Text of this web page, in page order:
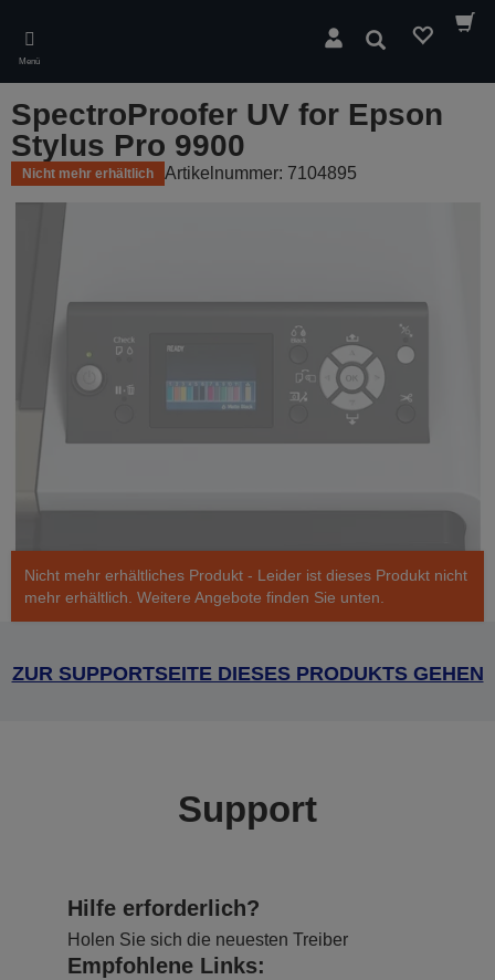
main
content
Menü
Suchen
SpectroProofer UV for Epson
Stylus Pro 9900
Nicht mehr erhältlich Artikelnummer: 7104895
Nicht mehr erhältliches Produkt - Leider ist dieses Produkt nicht
mehr erhältlich. Weitere Angebote finden Sie unten.
ZUR SUPPORTSEITE DIESES PRODUKTS GEHEN
Support
Hilfe erforderlich?
Holen Sie sich die neuesten Treiber
Empfohlene Links: